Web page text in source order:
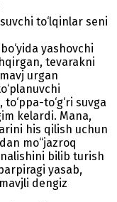
to‘lqinlar seni
yashovchi
tevarakni
urgan
to‘g‘ri suvga
kelardi. Mana,
his qilish uchun
mo‘‘jazroq
bilib turish
yasab,
dengiz